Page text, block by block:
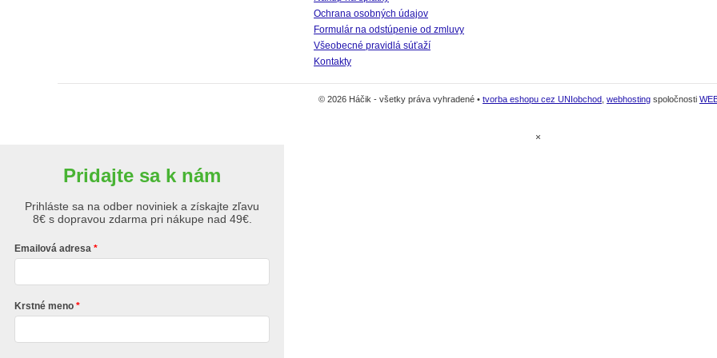
Ochrana osobných údajov
Formulár na odstúpenie od zmluvy
Všeobecné pravidlá súťaží
Kontakty
© 2026 Háčik - všetky práva vyhradené • tvorba eshopu cez UNIobchod webhosting spoločnosti
×
Pridajte sa k nám
Prihláste sa na odber noviniek a získajte zľavu
8€ s dopravou zdarma pri nákupe nad 49€.
Emailová adresa
Krstné meno